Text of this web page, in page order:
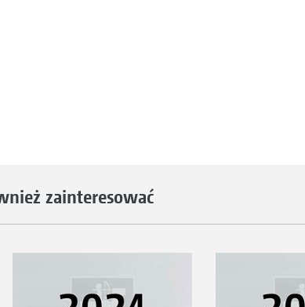
zainteresować